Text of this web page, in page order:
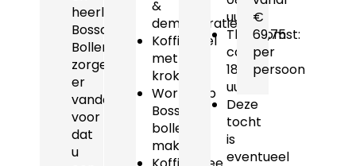
heerlijke
Bossche
Bollen
zorgen
er
vandaag
voor
dat
u
&
demonstratie
Koffietafel
met
kroket
Workshop
Bossche
bollen
maken
uur
Thuiskomst:
ca.
18.30
uur
Deze
tocht
is
eventueel
€
69,75
per
persoon